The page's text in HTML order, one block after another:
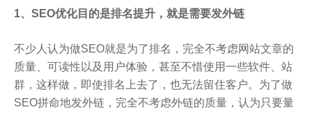
1、SEO优化目的是排名提升，就是需要发外链
不少人认为做SEO就是为了排名，完全不考虑网站文章的
质量、可读性以及用户体验，甚至不惜使用一些软件、站
群，这样做，即使排名上去了，也无法留住客户。为了做
SEO拼命地发外链，完全不考虑外链的质量，认为只要量